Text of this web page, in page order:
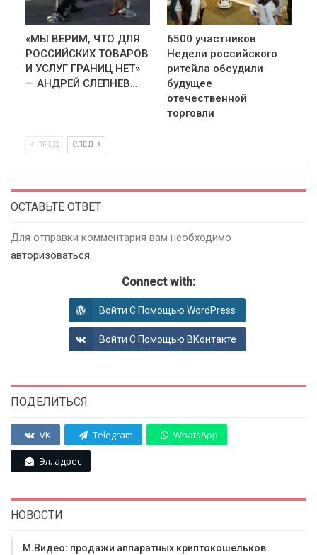
«МЫ ВЕРИМ, ЧТО ДЛЯ
РОССИЙСКИХ ТОВАРОВ
И УСЛУГ ГРАНИЦ НЕТ»
— АНДРЕЙ СЛЕПНЕВ…
6500 участников
Недели российского
ритейла обсудили
будущее
отечественной
торговли
ПРЕД СЛЕД
ОСТАВЬТЕ ОТВЕТ
Для отправки комментария вам необходимо
авторизоваться.
Connect with:
Войти С Помощью WordPress
Войти С Помощью ВКонтакте
ПОДЕЛИТЬСЯ
VK Telegram WhatsApp
Эл. адрес
НОВОСТИ
М.Видео: продажи аппаратных криптокошельков